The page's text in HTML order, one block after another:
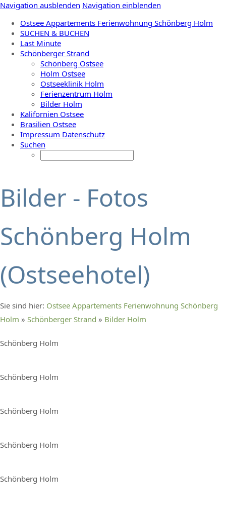
Navigation ausblenden Navigation einblenden
Ostsee Appartements Ferienwohnung Schönberg Holm
SUCHEN & BUCHEN
Last Minute
Schönberger Strand
Schönberg Ostsee
Holm Ostsee
Ostseeklinik Holm
Ferienzentrum Holm
Bilder Holm
Kalifornien Ostsee
Brasilien Ostsee
Impressum Datenschutz
Suchen
Bilder - Fotos
Schönberg Holm
(Ostseehotel)
Sie sind hier: Ostsee Appartements Ferienwohnung Schönberg
Holm » Schönberger Strand » Bilder Holm
Schönberg Holm
Schönberg Holm
Schönberg Holm
Schönberg Holm
Schönberg Holm